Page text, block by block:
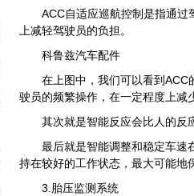
ACC自适应巡航控制是指通
上减轻驾驶员的负担。
科鲁兹汽车配件
在上图中，我们可以看到
驶员的频繁操作，在一定程度上减
其次就是智能反应会比人的反
最后就是智能调整和稳定车速
持在较好的工作状态，最大可能地
3.胎压监测系统